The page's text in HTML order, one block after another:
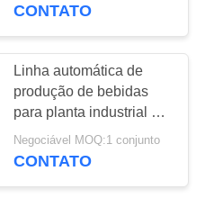
do
64
CONTATO
Linha automática de
produção de bebidas
para planta industrial de
processamento de
bebidas de frutas de
Negociável MOQ:1 conjunto
CONTATO